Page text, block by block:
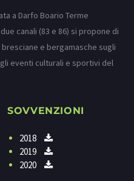
a Darfo Boario Terme
canali (83 e 86) si propone di
e bergamasche sugli
eventi culturali e sportivi del
SOVVENZIONI
2018
2019
2020